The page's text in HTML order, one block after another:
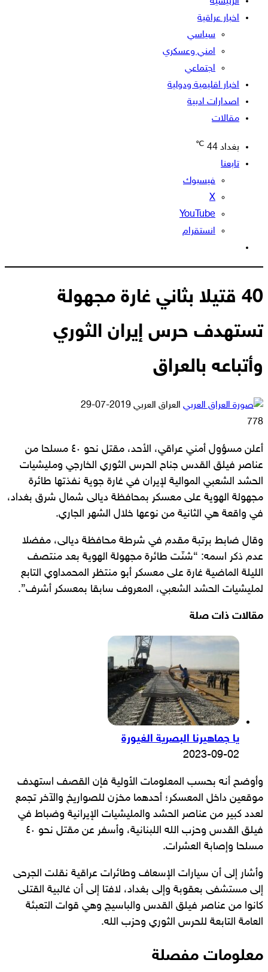
اخبار عراقية
سياسي
امني وعسكري
اجتماعي
اخبار اقليمية ودولية
اصدارات ادبية
مقالات
بغداد 44
℃
تابعنا
فيسبوك
‫X
‫YouTube
انستقرام
المظلم
40 قتيلا بثاني غارة مجهولة
تستهدف حرس إيران الثوري
وأتباعه بالعراق
العراق العربي أرسل
2019-07-29
778
أعلن مسؤول أمني عراقي، الأحد، مقتل نحو ٤٠ مسلحا من
عناصر فيلق القدس جناح الحرس الثوري الخارجي ومليشيات
الحشد الشعبي الموالية لإيران في غارة جوية نفذتها طائرة
مجهولة الهوية على معسكر بمحافظة ديالى شمال شرق بغداد،
في واقعة هي الثانية من نوعها خلال الشهر الجاري.
وقال ضابط برتبة مقدم في شرطة محافظة ديالى، مفضلا
عدم ذكر اسمه: “شنّت طائرة مجهولة الهوية بعد منتصف
الليلة الماضية غارة على معسكر أبو منتظر المحمداوي التابع
لمليشيات الحشد الشعبي، المعروف سابقا بمعسكر أشرف”.
مقالات ذات صلة
يا جماهيرنا البصرية الغيورة
2023-09-02
وأوضح أنه بحسب المعلومات الأولية فإن القصف استهدف
موقعين داخل المعسكر؛ أحدهما مخزن للصواريخ والآخر تجمع
لعدد كبير من عناصر الحشد والمليشيات الإيرانية وضباط في
فيلق القدس وحزب الله اللبنانية، وأسفر عن مقتل نحو ٤٠
مسلحا وإصابة العشرات.
وأشار إلى أن سيارات الإسعاف وطائرات عراقية نقلت الجرحى
إلى مستشفى بعقوبة وإلى بغداد، لافتا إلى أن غالبية القتلى
كانوا من عناصر فيلق القدس والباسيج وهي قوات التعبئة
العامة التابعة للحرس الثوري وحزب الله.
معلومات مفصلة